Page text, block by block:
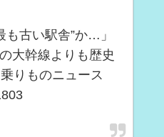
も古い駅舎”か…」
大幹線よりも歴史
りものニュース